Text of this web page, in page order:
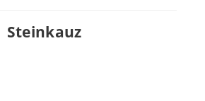
Steinkauz